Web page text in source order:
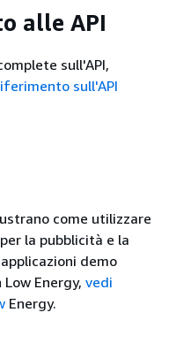
alle API
sull'API,
sull'API
come utilizzare
la pubblicità e la
demo
Energy, vedi
Energy.